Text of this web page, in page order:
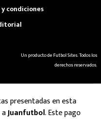
condiciones
Un producto de Futbol Sites. Todos los
derechos reservados.
presentadas en esta
aJuanfutbol. Este pago